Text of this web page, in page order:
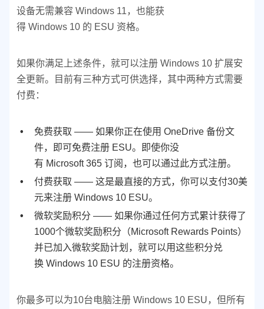
设备无需兼容 Windows 11，也能获
得 Windows 10 的 ESU 资格。
如果你满足上述条件，就可以注册 Windows 10 扩展安
全更新。目前有三种方式可供选择，其中两种方式需要
付费：
免费获取 —— 如果你正在使用 OneDrive 备份文
件，即可免费注册 ESU。即使你没
有 Microsoft 365 订阅，也可以通过此方式注册。
付费获取 —— 这是最直接的方式，你可以支付30美
元来注册 Windows 10 ESU。
微软奖励积分 —— 如果你通过任何方式累计获得了
1000个微软奖励积分（Microsoft Rewards Points）
并已加入微软奖励计划，就可以用这些积分兑
换 Windows 10 ESU 的注册资格。
你最多可以为10台电脑注册 Windows 10 ESU，但所有